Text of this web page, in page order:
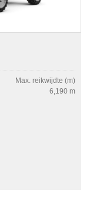
Max. reikwijdte (m)
6,190 m